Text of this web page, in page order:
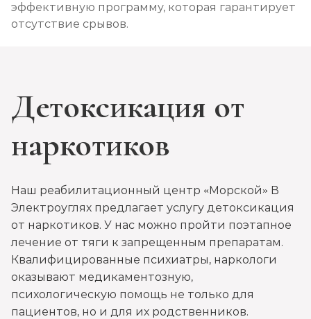
эффективную программу, которая гарантирует
отсутствие срывов.
Детоксикация от
наркотиков
Наш реабилитационный центр «Морской» В
Электроуглях предлагает услугу детоксикация
от наркотиков. У нас можно пройти поэтапное
лечение от тяги к запрещенным препаратам.
Квалифицированные психиатры, наркологи
оказывают медикаментозную,
психологическую помощь не только для
пациентов, но и для их родственников.